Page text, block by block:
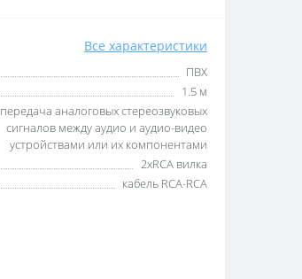
Все характеристики
ПВХ
1.5 м
передача аналоговых стереозвуковых
сигналов между аудио и аудио-видео
устройствами или их компонентами
2хRCA вилка
кабель RCA-RCA